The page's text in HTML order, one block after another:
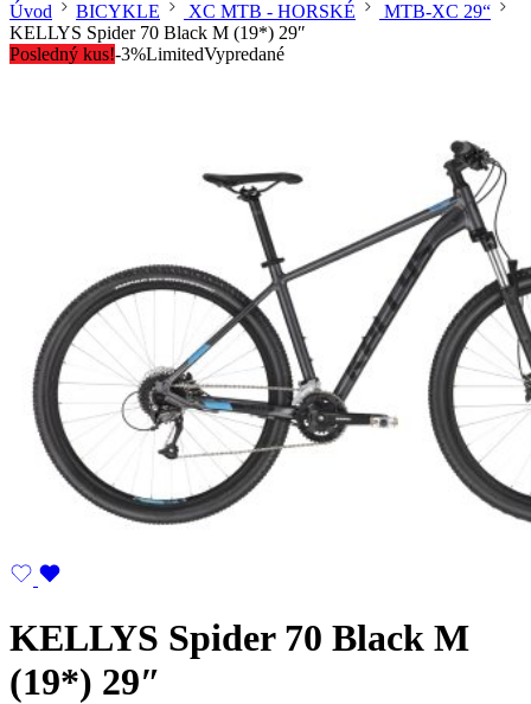
Úvod BICYKLE XC MTB - HORSKÉ
MTB-XC 29“
KELLYS Spider 70 Black M (19*) 29″
Posledný kus!-3%LimitedVypredané
KELLYS Spider 70 Black M
(19*) 29″